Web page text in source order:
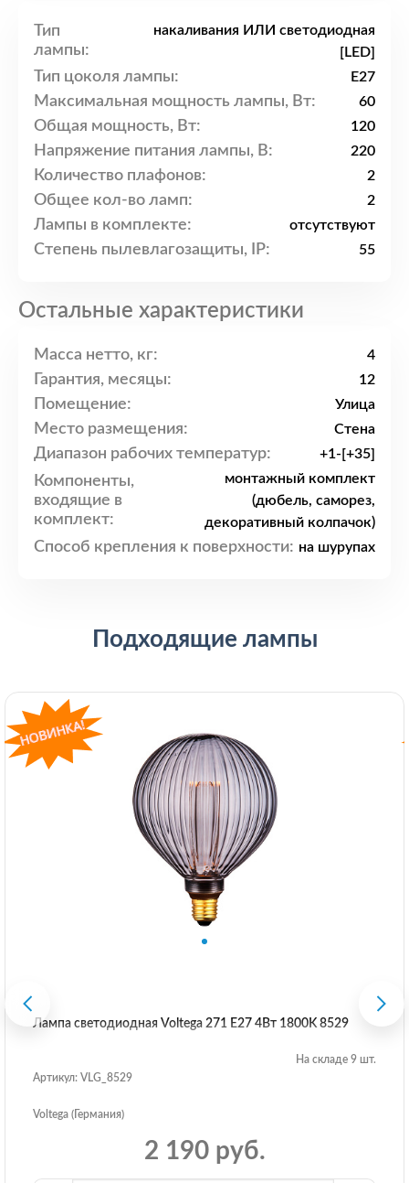
Тип
лампы:
накаливания ИЛИ светодиодная
[LED]
Тип цоколя лампы: E27
Максимальная мощность лампы, Вт: 60
Общая мощность, Вт: 120
Напряжение питания лампы, В: 220
Количество плафонов: 2
Общее кол-во ламп: 2
Лампы в комплекте: отсутствуют
Степень пылевлагозащиты, IP: 55
Остальные характеристики
Масса нетто, кг: 4
Гарантия, месяцы: 12
Помещение: Улица
Место размещения: Стена
Диапазон рабочих температур: +1-[+35]
Компоненты,
входящие в
комплект:
монтажный комплект
(дюбель, саморез,
декоративный колпачок)
Способ крепления к поверхности: на шурупах
Подходящие лампы
Лампа светодиодная Voltega 271 E27 4Вт 1800K 8529
На складе 9 шт.
Артикул: VLG_8529
Voltega (Германия)
2 190 руб.